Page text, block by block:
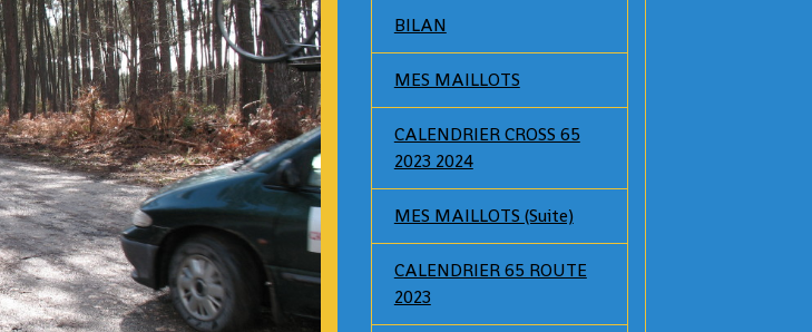
BILAN
MES MAILLOTS
CALENDRIER CROSS 65
2023 2024
MES MAILLOTS (Suite)
CALENDRIER 65 ROUTE
2023